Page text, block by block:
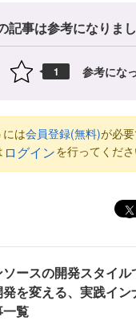
記事は参考になりま
1 参考にな
は会員登録(無料)が必要
ログインを行ってくださ
ースの開発スタイル
発を変える、実践イ
覧